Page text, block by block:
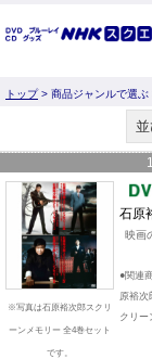
トップ> 商品ジャンルで選ぶ
並
1
※写真は石原裕次郎スクリ
ーンメモリー 全4巻セット
です。
石原
映画
●関連
原裕次
クリー